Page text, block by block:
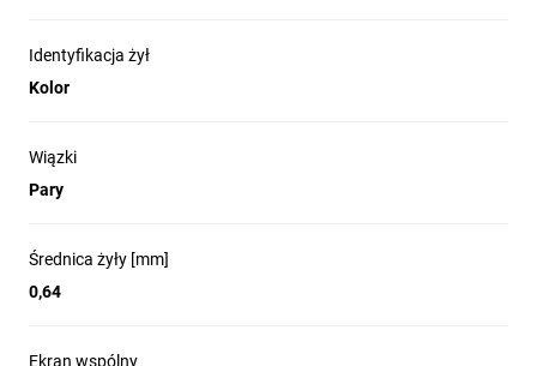
Identyfikacja żył
Kolor
Wiązki
Pary
Średnica żyły [mm]
0,64
Ekran wspólny